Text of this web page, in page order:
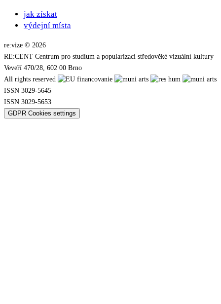
jak získat
výdejní místa
re:vize © 2026
RE:CENT Centrum pro studium a popularizaci středověké vizuální kultury
Veveří 470/28, 602 00 Brno
All rights reserved
ISSN 3029-5645
ISSN 3029-5653
GDPR Cookies settings